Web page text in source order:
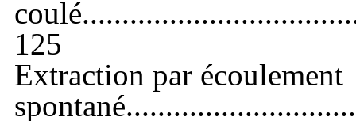
coulé.
125
Extraction par écoulement
spontané.